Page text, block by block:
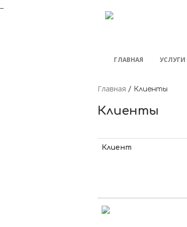
ГЛАВНАЯ УСЛУГИ
Главная / Клиенты
Клиенты
Клиент